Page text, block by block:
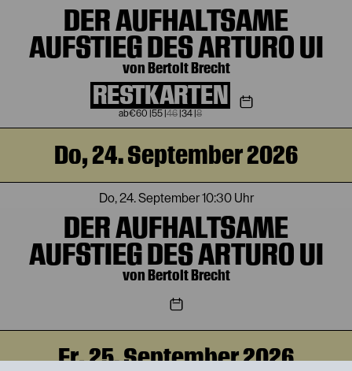
DER AUFHALTSAME
AUFSTIEG DES ARTURO UI
von Bertolt Brecht
RESTKARTEN
€60 55 46 34 8
Do, 24. September 2026
Do, 24. September10:30 Uhr
DER AUFHALTSAME
AUFSTIEG DES ARTURO UI
von Bertolt Brecht
Fr, 25. September 2026